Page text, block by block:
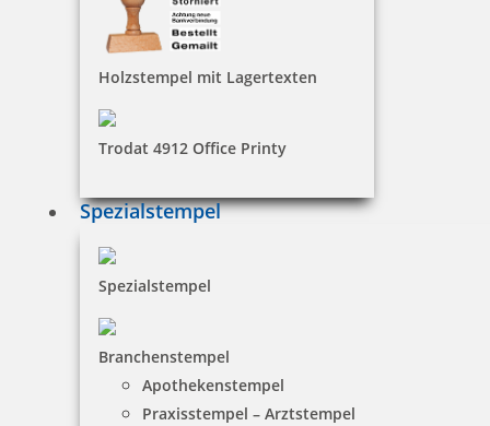
Holzstempel mit Lagertexten
Trodat 4912 Office Printy
Spezialstempel
Spezialstempel
Branchenstempel
Apothekenstempel
Praxisstempel – Arztstempel